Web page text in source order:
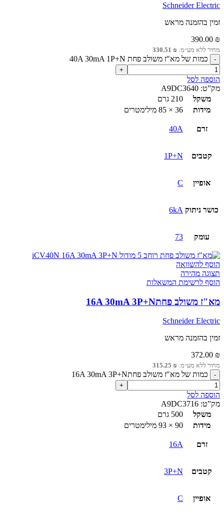
Schneider Electric
זמין בהזמנה מראש
390.00 ₪
מחיר ללא מע״מ: 330.51 ₪
כמות של מא"ז משולב פחת 40A 30mA 1P+N
הוספה לסל
מק”ט: A9DC3640
משקל
210 גרם
מידות
36 × 85 מילימטרים
זרם 40A
קטבים 1P+N
אופיין C
כושר ניתוק 6kA
עומק 73
הוסף להשוואה
תצוגה מהירה
הוסף לרשימת המשאלות
מא"ז משולב פחת16A 30mA 3P+N
Schneider Electric
זמין בהזמנה מראש
372.00 ₪
מחיר ללא מע״מ: 315.25 ₪
כמות של מא"ז משולב פחת16A 30mA 3P+N
הוספה לסל
מק”ט: A9DC3716
משקל
500 גרם
מידות
90 × 93 מילימטרים
זרם 16A
קטבים 3P+N
אופיין C